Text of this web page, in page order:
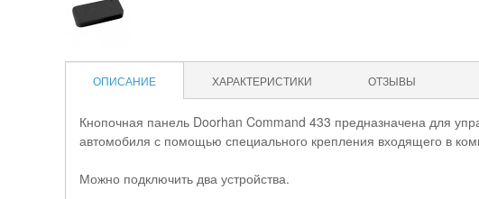
ОПИСАНИЕ ХАРАКТЕРИСТИКИ ОТЗЫВЫ
Кнопочная панель Doorhan Command 433 предназначена для
автомобиля с помощью специального крепления входящего в
Можно подключить два устройства.